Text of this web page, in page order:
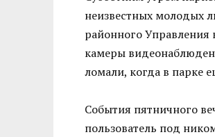
неизвестных молодых
районного
камеры
ломали, когда в парке
События пятничного
пользователь под